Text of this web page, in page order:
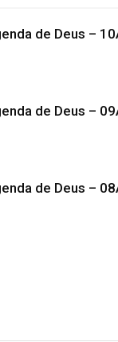
de Deus –
de Deus –
de Deus –